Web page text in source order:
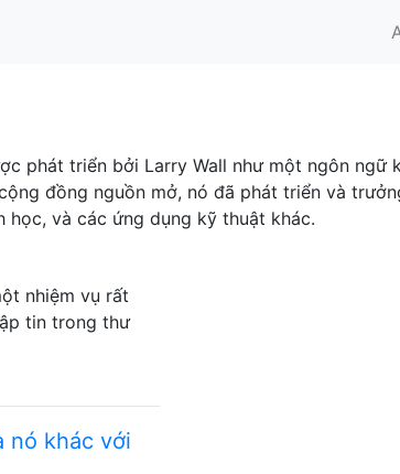
phát triển bởi Larry Wall như một ngôn ngữ
đồng nguồn mở, nó đã phát triển và
và các ứng dụng kỹ thuật khác.
nhiệm vụ rất
tin trong thư
nó khác với